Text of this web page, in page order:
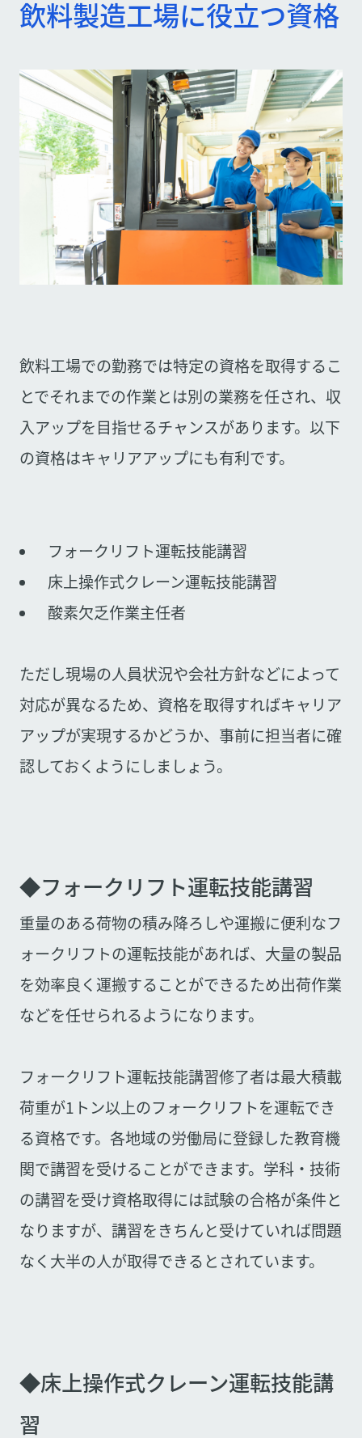
飲料製造工場に役立つ資格
飲料工場での勤務では特定の資格を取得するこ
とでそれまでの作業とは別の業務を任され、収
入アップを目指せるチャンスがあります。以下
の資格はキャリアアップにも有利です。
フォークリフト運転技能講習
床上操作式クレーン運転技能講習
酸素欠乏作業主任者
ただし現場の人員状況や会社方針などによって
対応が異なるため、資格を取得すればキャリア
アップが実現するかどうか、事前に担当者に確
認しておくようにしましょう。
◆フォークリフト運転技能講習
重量のある荷物の積み降ろしや運搬に便利なフ
ォークリフトの運転技能があれば、大量の製品
を効率良く運搬することができるため出荷作業
などを任せられるようになります。
フォークリフト運転技能講習修了者は最大積載
荷重が1トン以上のフォークリフトを運転でき
る資格です。各地域の労働局に登録した教育機
関で講習を受けることができます。学科・技術
の講習を受け資格取得には試験の合格が条件と
なりますが、講習をきちんと受けていれば問題
なく大半の人が取得できるとされています。
◆床上操作式クレーン運転技能講
習